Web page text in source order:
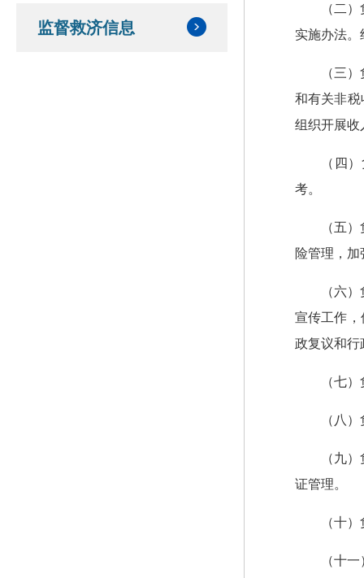
监督救济信息
（二
实施办法
（三
和有关非
组织开展收
（四
考。
（五
险管理，
（六
宣传工作
政复议和行
（七
（八
（九
证管理。
（十
（十